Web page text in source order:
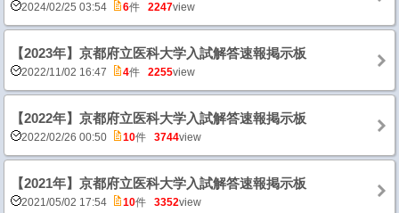
2024/02/25 03:54 6件 2247view
【2023年】京都府立医科大学入試解答速報掲示板
2022/11/02 16:47 4件 2255view
【2022年】京都府立医科大学入試解答速報掲示板
2022/02/26 00:50 10件 3744view
【2021年】京都府立医科大学入試解答速報掲示板
2021/05/02 17:54 10件 3352view